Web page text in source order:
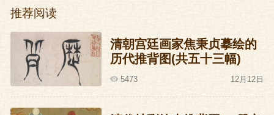
推荐阅读
清朝宫廷画家焦秉贞摹绘的
历代推背图(共五十三幅)
5473 12月12日